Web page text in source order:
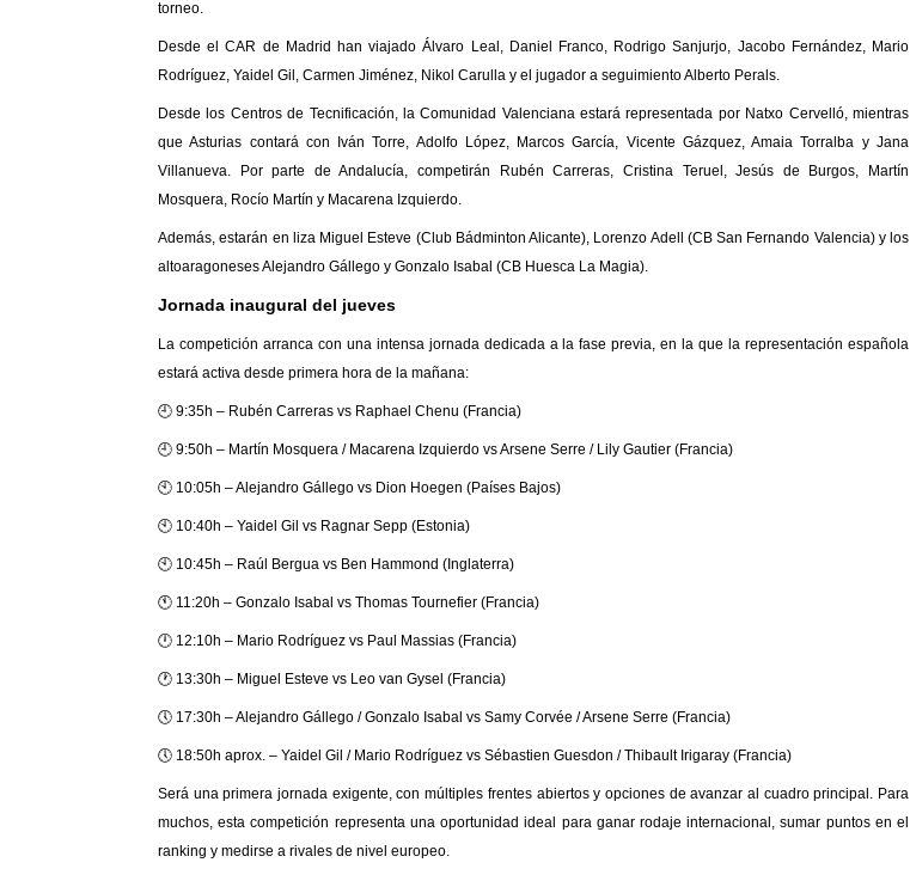
torneo.
Desde el CAR de Madrid han viajado Álvaro Leal, Daniel Franco, Rodrigo Sanjurjo, Jacobo Fernández, Mario
Rodríguez, Yaidel Gil, Carmen Jiménez, Nikol Carulla y el jugador a seguimiento Alberto Perals.
Desde los Centros de Tecnificación, la Comunidad Valenciana estará representada por Natxo Cervelló, mientras
que Asturias contará con Iván Torre, Adolfo López, Marcos García, Vicente Gázquez, Amaia Torralba y Jana
Villanueva. Por parte de Andalucía, competirán Rubén Carreras, Cristina Teruel, Jesús de Burgos, Martín
Mosquera, Rocío Martín y Macarena Izquierdo.
Además, estarán en liza Miguel Esteve (Club Bádminton Alicante), Lorenzo Adell (CB San Fernando Valencia) y los
altoaragoneses Alejandro Gállego y Gonzalo Isabal (CB Huesca La Magia).
Jornada inaugural del jueves
La competición arranca con una intensa jornada dedicada a la fase previa, en la que la representación española
estará activa desde primera hora de la mañana:
🕘 9:35h – Rubén Carreras vs Raphael Chenu (Francia)
🕘 9:50h – Martín Mosquera / Macarena Izquierdo vs Arsene Serre / Lily Gautier (Francia)
🕙 10:05h – Alejandro Gállego vs Dion Hoegen (Países Bajos)
🕙 10:40h – Yaidel Gil vs Ragnar Sepp (Estonia)
🕙 10:45h – Raúl Bergua vs Ben Hammond (Inglaterra)
🕚 11:20h – Gonzalo Isabal vs Thomas Tournefier (Francia)
🕛 12:10h – Mario Rodríguez vs Paul Massias (Francia)
🕐 13:30h – Miguel Esteve vs Leo van Gysel (Francia)
🕔 17:30h – Alejandro Gállego / Gonzalo Isabal vs Samy Corvée / Arsene Serre (Francia)
🕔 18:50h aprox. – Yaidel Gil / Mario Rodríguez vs Sébastien Guesdon / Thibault Irigaray (Francia)
Será una primera jornada exigente, con múltiples frentes abiertos y opciones de avanzar al cuadro principal. Para
muchos, esta competición representa una oportunidad ideal para ganar rodaje internacional, sumar puntos en el
ranking y medirse a rivales de nivel europeo.